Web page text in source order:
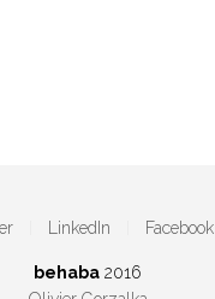
LinkedIn Facebook
behaba 2016